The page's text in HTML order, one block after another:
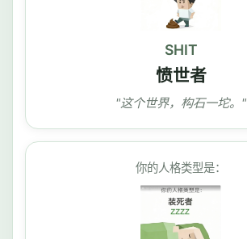
SHIT
愤世者
"这个世界，构石一坨。"
你的人格类型是：